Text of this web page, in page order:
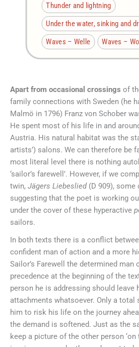
Thunder and lightning
Under the water, sinking and
Waves – Welle
Waves –
Apart from occasional crossings of
family connections with Sweden (he
Malmö in 1796) Franz von Schober
He spent most of his life in and
Austria. His natural habitat was the
artists’) salons. We can therefore be
most literal level there is nothing
‘sailor’s farewell’. However, if we
twin, Jägers Liebeslied (D 909),
suggesting that the poet is working
under the cover of these hyperactive
sailors.
In both texts there is a conflict
confident man of action and a more
Sailor’s Farewell the determined man
precedence at the beginning of the
person he is addressing should leave
attachments whatsoever. Only a
him to risk his life on the journey
the demand is softened. Just as the
keep a picture of the other person